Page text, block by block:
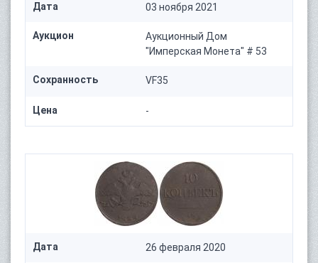
Дата 03 ноября 2021
Аукцион
Аукционный Дом
"Имперская Монета" # 53
Сохранность VF35
Цена -
Дата 26 февраля 2020